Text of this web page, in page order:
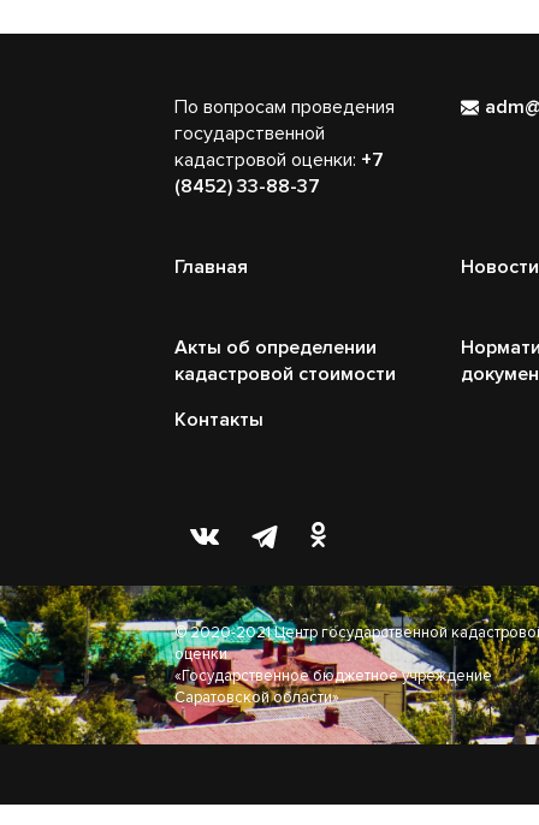
По вопросам проведения
государственной
кадастровой оценки: +7
(8452) 33-88-37
Главная Новости
Акты об определении
кадастровой стоимости
Контакты
© 2020-2021 Центр государственной
оценки
«Государственное бюджетное учреждение
Саратовской области»